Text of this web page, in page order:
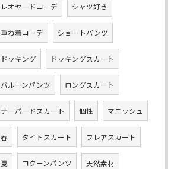
レオヤードコーデ シャツ好き
重ね着コーデ ショートパンツ
ドッキング ドッキングスカート
バルーンパンツ ロングスカート
テーパードスカート 個性 マニッシュ
春 タイトスカート フレアスカート
夏 コクーンパンツ 天然素材